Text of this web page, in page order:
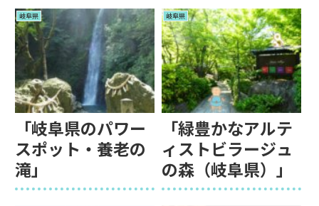
岐阜県
「岐阜県のパワー
スポット・養老の
滝」
岐阜県
「緑豊かなアルテ
ィストビラージュ
の森（岐阜県）」